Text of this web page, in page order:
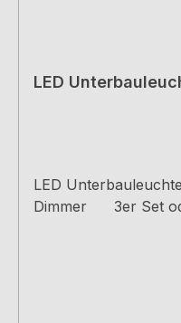
LED
LED
Dimmer 3er Set